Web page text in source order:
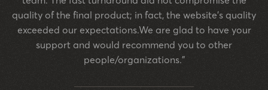
quality of the final product; in fact, the website's quality
exceeded our expectations.We are glad to have your
support and would recommend you to other
people/organizations."